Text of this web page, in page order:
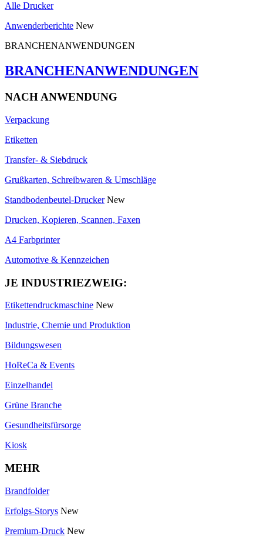
Alle Drucker
Anwenderberichte New
BRANCHENANWENDUNGEN
BRANCHENANWENDUNGEN
NACH ANWENDUNG
Verpackung
Etiketten
Transfer- & Siebdruck
Grußkarten, Schreibwaren & Umschläge
Standbodenbeutel-Drucker New
Drucken, Kopieren, Scannen, Faxen
A4 Farbprinter
Automotive & Kennzeichen
JE INDUSTRIEZWEIG:
Etikettendruckmaschine New
Industrie, Chemie und Produktion
Bildungswesen
HoReCa & Events
Einzelhandel
Grüne Branche
Gesundheitsfürsorge
Kiosk
MEHR
Brandfolder
Erfolgs-Storys New
Premium-Druck New